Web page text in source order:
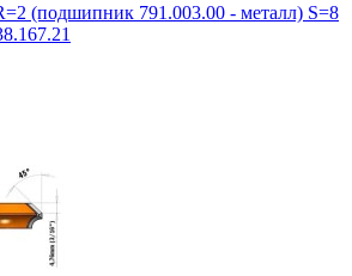
(подшипник 791.003.00 - металл) S=8